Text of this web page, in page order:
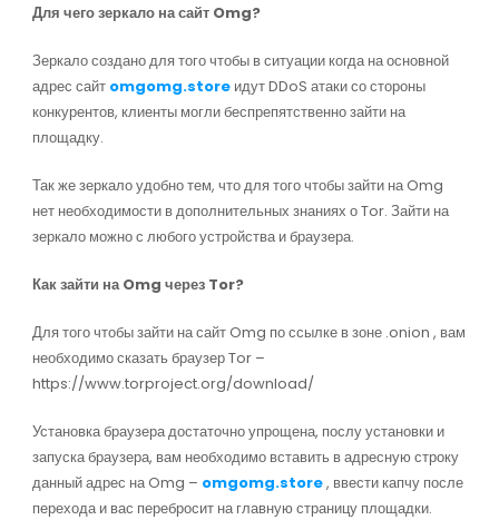
Для чего зеркало на сайт Omg?
Зеркало создано для того чтобы в ситуации когда на основной
адрес сайт omgomg.storeидут DDoS атаки со стороны
конкурентов, клиенты могли беспрепятственно зайти на
площадку.
Так же зеркало удобно тем, что для того чтобы зайти на Omg
нет необходимости в дополнительных знаниях о Tor. Зайти на
зеркало можно с любого устройства и браузера.
Как зайти на Omg через Tor?
Для того чтобы зайти на сайт Omg по ссылке в зоне .onion , вам
необходимо сказать браузер Tor –
https://www.torproject.org/download/
Установка браузера достаточно упрощена, послу установки и
запуска браузера, вам необходимо вставить в адресную строку
данный адрес на Omg – omgomg.store, ввести капчу после
перехода и вас перебросит на главную страницу площадки.